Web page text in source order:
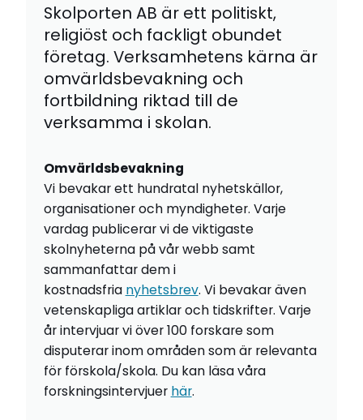
Skolporten AB är ett politiskt,
religiöst och fackligt obundet
företag. Verksamhetens kärna är
omvärldsbevakning och
fortbildning riktad till de
verksamma i skolan.
Omvärldsbevakning
Vi bevakar ett hundratal nyhetskällor,
organisationer och myndigheter. Varje
vardag publicerar vi de viktigaste
skolnyheterna på vår webb samt
sammanfattar dem i
kostnadsfria nyhetsbrev. Vi bevakar även
vetenskapliga artiklar och tidskrifter. Varje
år intervjuar vi över 100 forskare som
disputerar inom områden som är relevanta
för förskola/skola. Du kan läsa våra
forskningsintervjuer här.